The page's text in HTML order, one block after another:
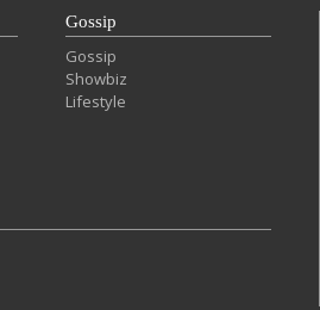
Gossip
Gossip
Showbiz
Lifestyle